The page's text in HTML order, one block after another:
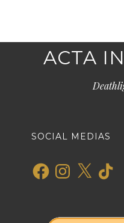
ACTA
SOCIAL MEDIAS
FacebookInstagram
X TikTok